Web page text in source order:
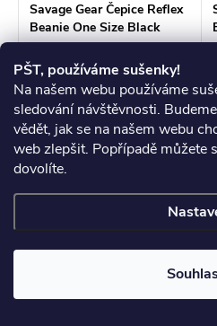
PŠT, používáme sušenky!
Na našem webu používáme
sledování návštěvnosti.
vědět, jak se na našem webu
web zlepšit. Popřípadě můžete
dovolíte.
Savage Gear Čepice Reflex
Beanie One Size Black
Reflex
269 Kč
Skladem >3 ks
DO KOŠÍKU